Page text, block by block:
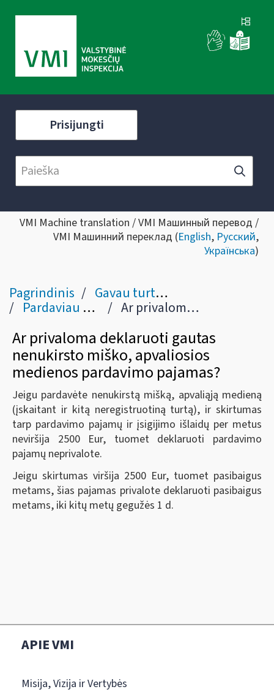
Prisijungti
VMI Machine translation / VMI Машинный перевод /
VMI Машинний переклад (English, Русский,
Українська)
Pagrindinis Gavau turto pardavimo / nuomos pajamų
Pardaviau nenukirstą mišką, apvaliąją medieną Ar privaloma deklaruoti gautas nenukirsto miško, apvaliosios medienos pardavimo pajamas?
Ar privaloma deklaruoti gautas
nenukirsto miško, apvaliosios
medienos pardavimo pajamas?
Jeigu pardavėte nenukirstą mišką, apvaliąją medieną
(įskaitant ir kitą neregistruotiną turtą), ir skirtumas
tarp pardavimo pajamų ir įsigijimo išlaidų per metus
neviršija 2500 Eur, tuomet deklaruoti pardavimo
pajamų neprivalote.
Jeigu skirtumas viršija 2500 Eur, tuomet pasibaigus
metams, šias pajamas privalote deklaruoti pasibaigus
metams, iki kitų metų gegužės 1 d.
APIE VMI
Misija, Vizija ir Vertybės